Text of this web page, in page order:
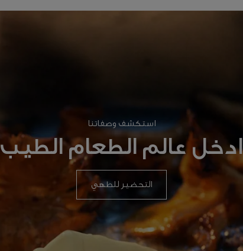
استكشف وصفاتنا
ادخل عالم الطعام الطيب
التحضير للطهي